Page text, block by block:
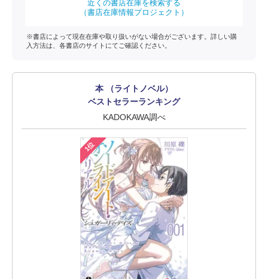
近くの書店在庫を検索する
（書店在庫情報プロジェクト）
※書店によって現在在庫や取り扱いがない場合がございます。詳しい購
入方法は、各書店のサイトにてご確認ください。
本 （ライトノベル）
ベストセラーランキング
KADOKAWA調べ
1位